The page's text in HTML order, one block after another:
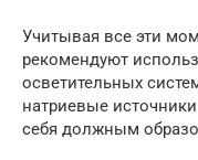
Учитывая все эти
рекомендуют
осветительных
натриевые
себя должным